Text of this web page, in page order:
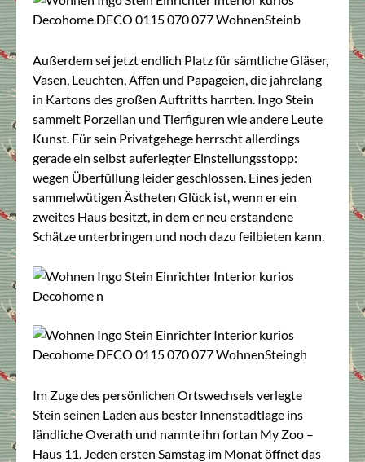
Außerdem sei jetzt endlich Platz für sämtliche Gläser,
Vasen, Leuchten, Affen und Papageien, die jahrelang
in Kartons des großen Auftritts harrten. Ingo Stein
sammelt Porzellan und Tierfiguren wie andere Leute
Kunst. Für sein Privatgehege herrscht allerdings
gerade ein selbst auferlegter Einstellungsstopp:
wegen Überfüllung leider geschlossen. Eines jeden
sammelwütigen Ästheten Glück ist, wenn er ein
zweites Haus besitzt, in dem er neu erstandene
Schätze unterbringen und noch dazu feilbieten kann.
Im Zuge des persönlichen Ortswechsels verlegte
Stein seinen Laden aus bester Innenstadtlage ins
ländliche Overath und nannte ihn fortan My Zoo –
Haus 11. Jeden ersten Samstag im Monat öffnet das